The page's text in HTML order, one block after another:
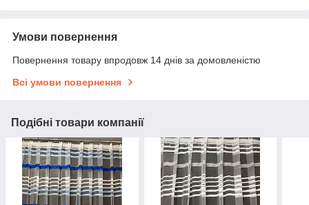
Умови повернення
Повернення товару впродовж 14 днів за домовленістю
Всі умови повернення
Подібні товари компанії